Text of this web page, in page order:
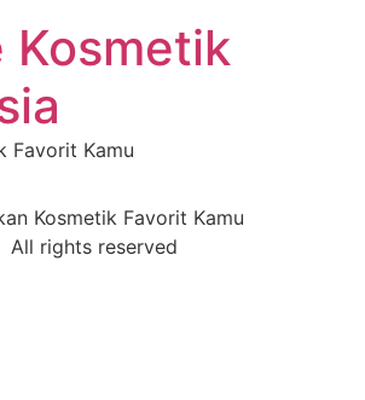
Kosmetik
Favorit Kamu
Kosmetik Favorit Kamu
All rights reserved